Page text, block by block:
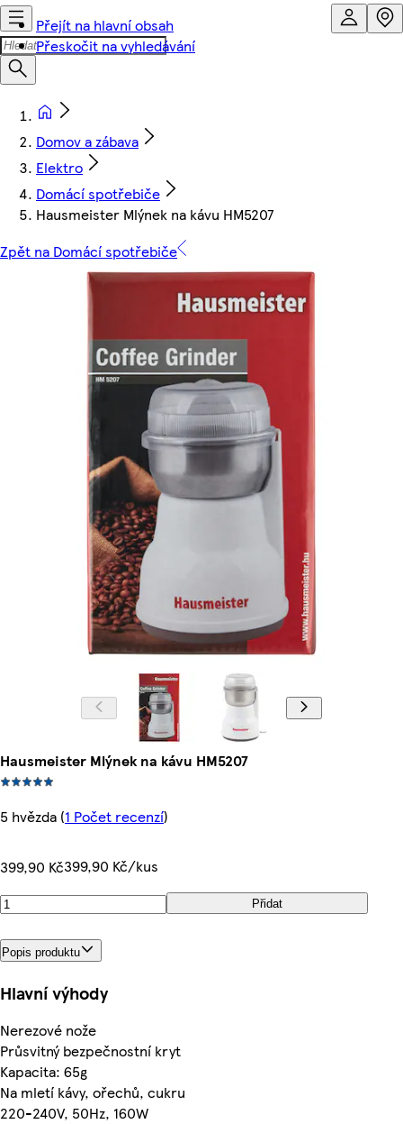
Přejít na hlavní obsah
Přeskočit na vyhledávání
Domov a zábava
Elektro
Domácí spotřebiče
Hausmeister Mlýnek na kávu HM5207
Zpět na Domácí spotřebiče
Hausmeister Mlýnek na kávu HM5207
5 hvězda (1 Počet recenzí)
399,90 Kč399,90 Kč/kus
Přidat
Popis produktu
Hlavní výhody
Nerezové nože
Průsvitný bezpečnostní kryt
Kapacita: 65g
Na mletí kávy, ořechů, cukru
220-240V, 50Hz, 160W